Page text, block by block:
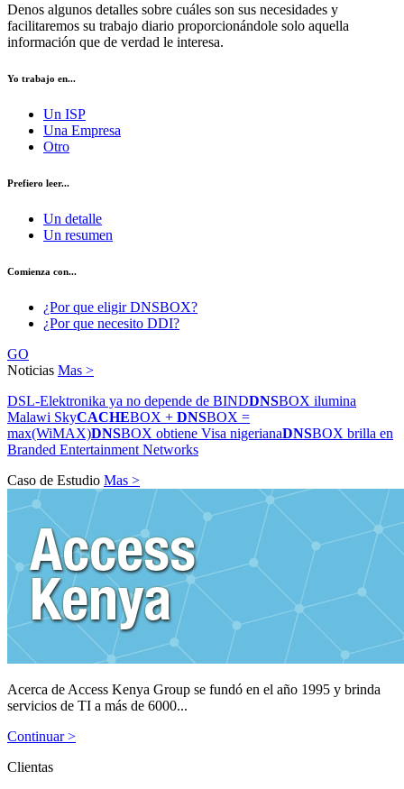
Denos algunos detalles sobre cuáles son sus necesidades y
facilitaremos su trabajo diario proporcionándole solo aquella
información que de verdad le interesa.
Yo trabajo en...
Un ISP
Una Empresa
Otro
Prefiero leer...
Un detalle
Un resumen
Comienza con...
¿Por que eligir DNSBOX?
¿Por que necesito DDI?
GO
Noticias Mas >
DSL-Elektronika ya no depende de BINDDNSBOX ilumina
Malawi SkyCACHEBOX + DNSBOX =
max(WiMAX)DNSBOX obtiene Visa nigerianaDNSBOX brilla en
Branded Entertainment Networks
Caso de Estudio Mas >
Acerca de Access Kenya Group se fundó en el año 1995 y brinda
servicios de TI a más de 6000...
Continuar >
Clientas